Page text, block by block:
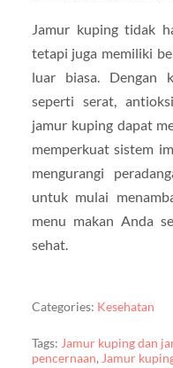
Jamur kuping tidak
tetapi juga memiliki
luar biasa. Dengan
seperti serat,
jamur kuping dapat
memperkuat sistem
mengurangi
untuk mulai
menu makan Anda
sehat.
Categories: Kesehatan
Tags: Jamur kuping dan
pencernaan, Jamur